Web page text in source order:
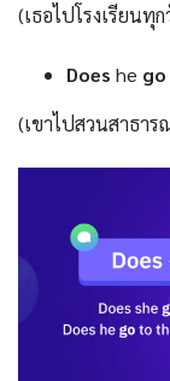
(เธอไปโรงเรียนทุ
Does he go
(เขาไปสวนสาธา